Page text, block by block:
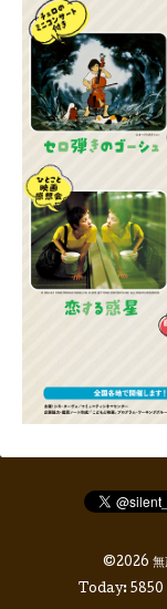
©2026 無
Today: 5850